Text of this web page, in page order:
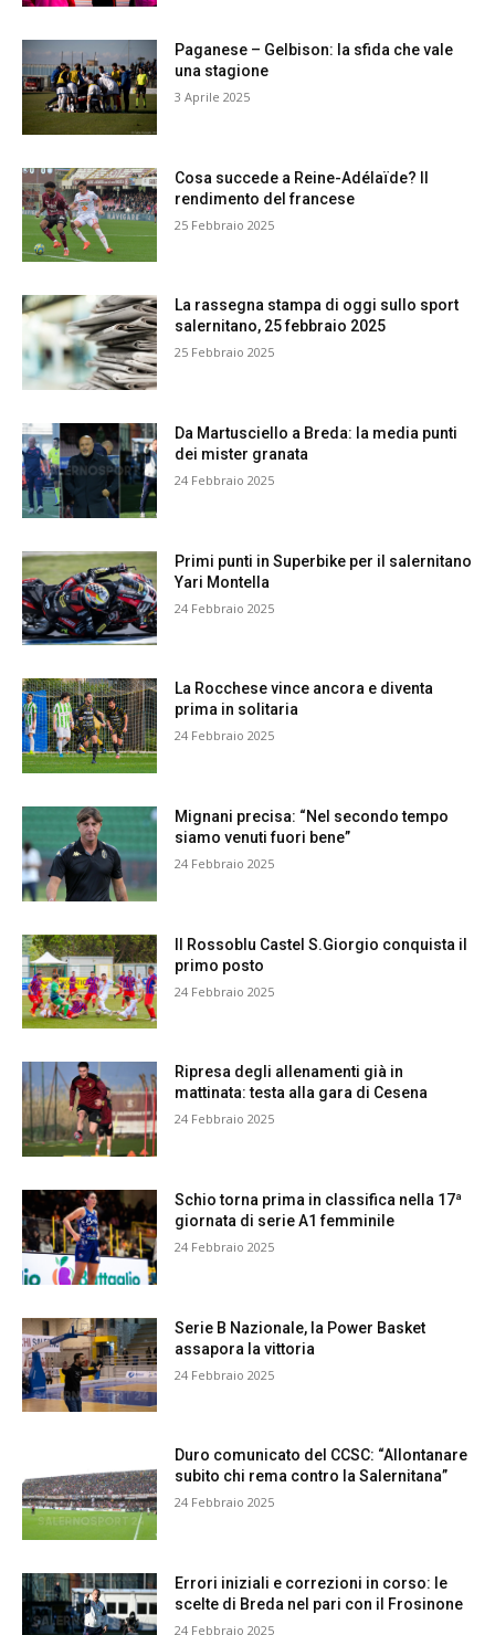
Paganese – Gelbison: la sfida che vale
una stagione
3 Aprile 2025
Cosa succede a Reine-Adélaïde? Il
rendimento del francese
25 Febbraio 2025
La rassegna stampa di oggi sullo sport
salernitano, 25 febbraio 2025
25 Febbraio 2025
Da Martusciello a Breda: la media punti
dei mister granata
24 Febbraio 2025
Primi punti in Superbike per il salernitano
Yari Montella
24 Febbraio 2025
La Rocchese vince ancora e diventa
prima in solitaria
24 Febbraio 2025
Mignani precisa: “Nel secondo tempo
siamo venuti fuori bene”
24 Febbraio 2025
Il Rossoblu Castel S.Giorgio conquista il
primo posto
24 Febbraio 2025
Ripresa degli allenamenti già in
mattinata: testa alla gara di Cesena
24 Febbraio 2025
Schio torna prima in classifica nella 17ª
giornata di serie A1 femminile
24 Febbraio 2025
Serie B Nazionale, la Power Basket
assapora la vittoria
24 Febbraio 2025
Duro comunicato del CCSC: “Allontanare
subito chi rema contro la Salernitana”
24 Febbraio 2025
Errori iniziali e correzioni in corso: le
scelte di Breda nel pari con il Frosinone
24 Febbraio 2025